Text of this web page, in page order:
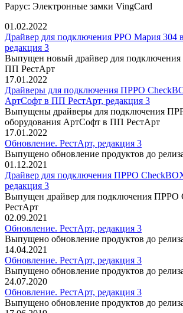
Рарус: Электронные замки VingCard
01.02.2022
Драйвер для подключения РРО Мария 304
редакция 3
Выпущен новый драйвер для
ПП РестАрт
17.01.2022
Драйверы для подключения ПРРО
АртСофт в ПП РестАрт, редакция 3
Выпущены драйверы для подключения
оборудования АртСофт в ПП РестАрт
17.01.2022
Обновление. РестАрт, редакция 3
Выпущено обновление продуктов до
01.12.2021
Драйвер для подключения ПРРО
редакция 3
Выпущен драйвер для подключения ПРРО
РестАрт
02.09.2021
Обновление. РестАрт, редакция 3
Выпущено обновление продуктов до
14.04.2021
Обновление. РестАрт, редакция 3
Выпущено обновление продуктов до
24.07.2020
Обновление. РестАрт, редакция 3
Выпущено обновление продуктов до